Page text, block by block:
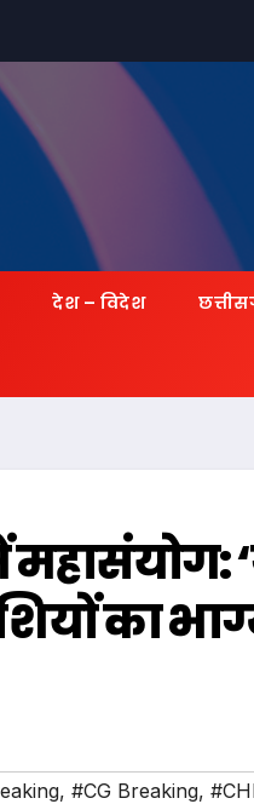
देश – विदेश
का
, #CG Breaking,